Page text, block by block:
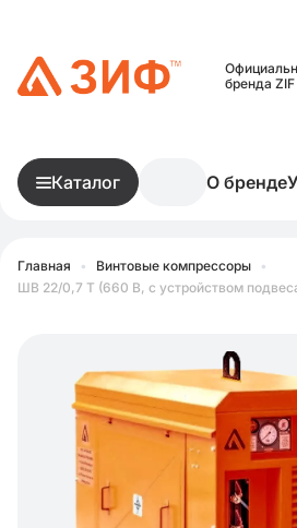
бренда ZIF
Каталог О бренде
Главная • Винтовые компрессоры
•
ШВ 22/0,7 Т (660 В, с устройством